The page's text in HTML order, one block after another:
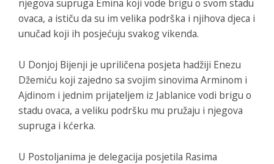
njegova supruga Emina koji vode brigu o svom stadu
ovaca, a ističu da su im velika podrška i njihova djeca i
unučad koji ih posjećuju svakog vikenda.
U Donjoj Bijenji je upriličena posjeta hadžiji Enezu
Džemiću koji zajedno sa svojim sinovima Arminom i
Ajdinom i jednim prijateljem iz Jablanice vodi brigu o
stadu ovaca, a veliku podršku mu pružaju i njegova
supruga i kćerka.
U Postoljanima je delegacija posjetila Rasima